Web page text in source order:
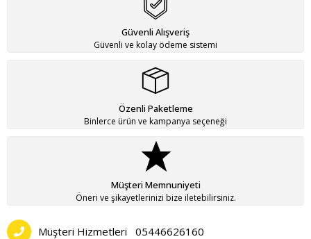
Güvenli Alışveriş
Güvenli ve kolay ödeme sistemi
Özenli Paketleme
Binlerce ürün ve kampanya seçeneği
Müşteri Memnuniyeti
Öneri ve şikayetlerinizi bize iletebilirsiniz.
Müşteri Hizmetleri 05446626160